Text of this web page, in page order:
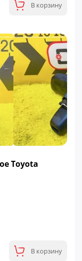
В корзину
Toyota
В корзину